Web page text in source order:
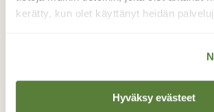
kerätty, kun olet käyttänyt heidän
Hyväksy evästeet